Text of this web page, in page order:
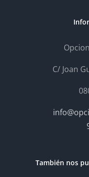
C/ Joan
También nos